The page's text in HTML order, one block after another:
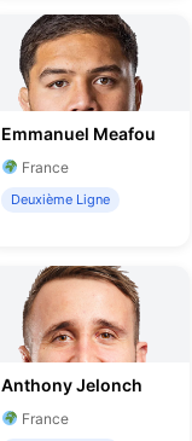
Emmanuel Meafou
France
Deuxième Ligne
Anthony Jelonch
France